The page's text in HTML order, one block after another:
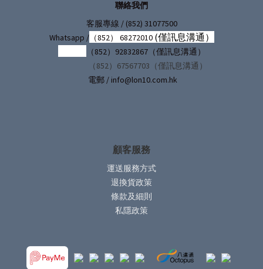
聯絡我們
客服專線 / (852) 31077500
Whatsapp /（852） 68272010 (僅訊息溝通）
（852）92832867（僅訊息溝通）
（852）67567703（僅訊息溝通）
電郵 / info@lon10.com.hk
顧客服務
運送服務方式
退換貨政策
條款及細則
私隱政策